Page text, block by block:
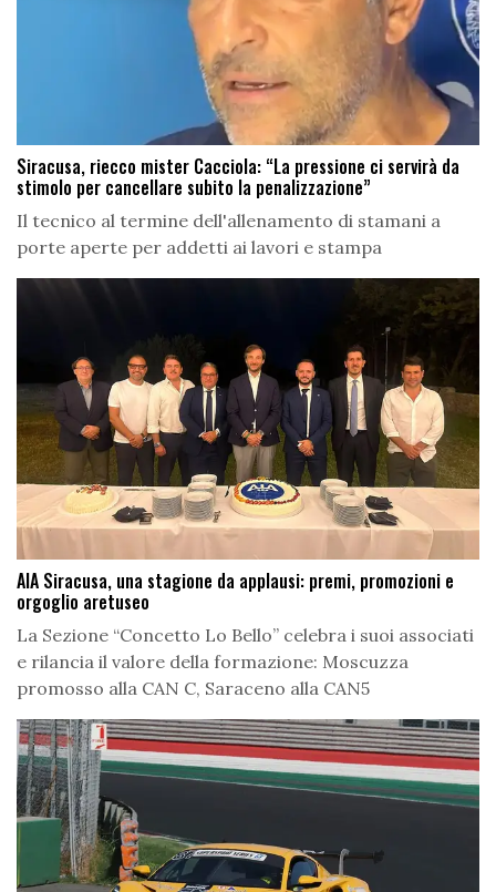
Siracusa, riecco mister Cacciola: “La pressione ci servirà da
stimolo per cancellare subito la penalizzazione”
Il tecnico al termine dell'allenamento di stamani a
porte aperte per addetti ai lavori e stampa
AIA Siracusa, una stagione da applausi: premi, promozioni e
orgoglio aretuseo
La Sezione “Concetto Lo Bello” celebra i suoi associati
e rilancia il valore della formazione: Moscuzza
promosso alla CAN C, Saraceno alla CAN5